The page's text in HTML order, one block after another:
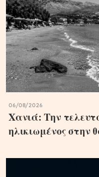
06/08/2026
Χανιά: Την
ηλικιωμένος στην